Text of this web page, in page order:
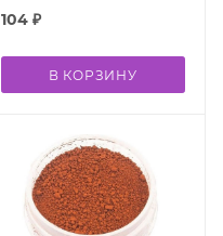
104₽
В КОРЗИНУ